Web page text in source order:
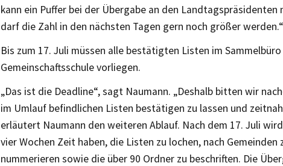
kann ein Puffer bei der Übergabe an den Landtagspräsidenten
darf die Zahl in den nächsten Tagen gern noch größer werden.“
Bis zum 17. Juli müssen alle bestätigten Listen im
Gemeinschaftsschule vorliegen.
„Das ist die Deadline“, sagt Naumann. „Deshalb bitten wir
im Umlauf befindlichen Listen bestätigen zu lassen und
erläutert Naumann den weiteren Ablauf. Nach dem 17. Juli
vier Wochen Zeit haben, die Listen zu lochen, nach Gemeinden
nummerieren sowie die über 90 Ordner zu beschriften. Die